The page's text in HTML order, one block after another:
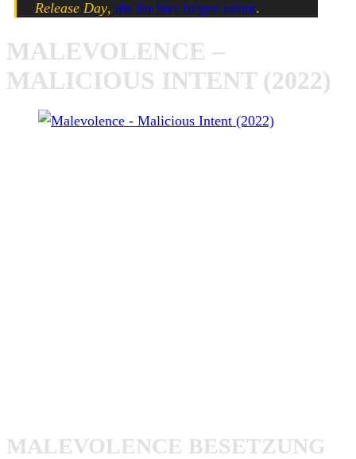
Release Day, die ihr hier folgen könnt.
MALEVOLENCE –
MALICIOUS INTENT (2022)
MALEVOLENCE BESETZUNG